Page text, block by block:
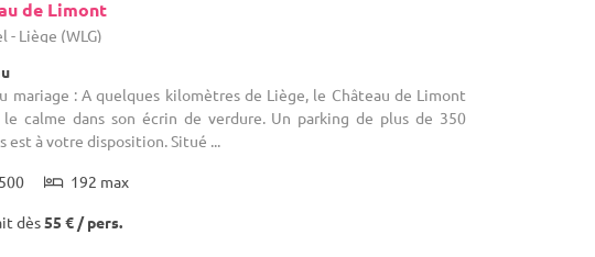
de Limont
- Liège (WLG)
mariage : A quelques kilomètres de Liège, le Château de Limont
le calme dans son écrin de verdure. Un parking de plus de 350
est à votre disposition. Situé ...
192 max
dès55 € / pers.